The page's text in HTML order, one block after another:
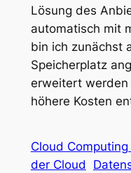
Lösung des
automatisch mit
bin ich zunächst
Speicherplatz
erweitert
höhere Kosten
Cloud
der Cloud